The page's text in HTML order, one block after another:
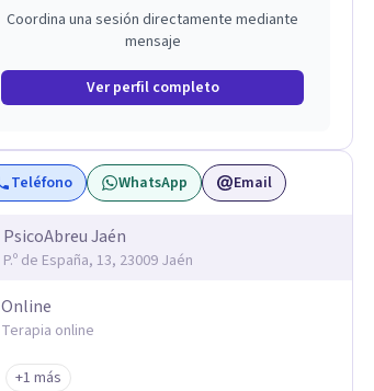
Coordina una sesión directamente mediante
mensaje
Ver perfil completo
Teléfono WhatsApp Email
PsicoAbreu Jaén
P.º de España, 13, 23009 Jaén
Online
Terapia online
+1 más